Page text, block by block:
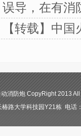
误导，在有消
【转载】中
消防炮 CopyRight 2013
椿路大学科技园Y21栋 电